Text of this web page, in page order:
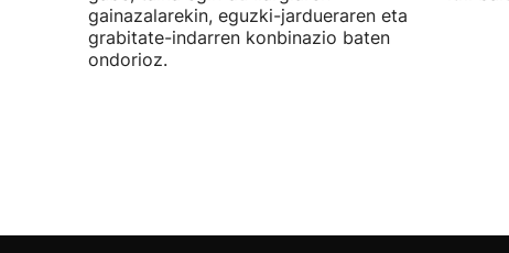
gainazalarekin, eguzki-jardueraren eta
grabitate-indarren konbinazio baten
ondorioz.